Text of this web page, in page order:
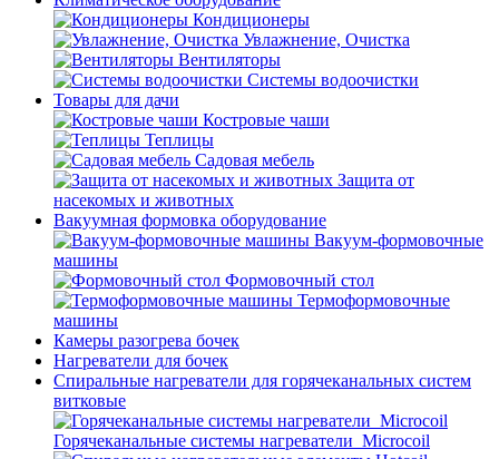
Кондиционеры
Увлажнение, Очистка
Вентиляторы
Системы водоочистки
Товары для дачи
Костровые чаши
Теплицы
Садовая мебель
Защита от
насекомых и животных
Вакуумная формовка оборудование
Вакуум-формовочные
машины
Формовочный стол
Термоформовочные
машины
Камеры разогрева бочек
Нагреватели для бочек
Спиральные нагреватели для горячеканальных систем
витковые
Горячеканальные системы нагреватели_Microcoil